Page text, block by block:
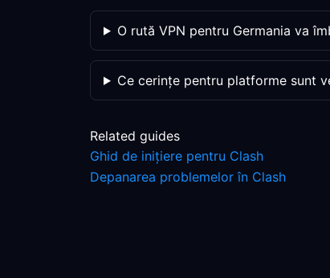
O rută VPN pentru Germania va
Ce cerințe pentru platforme sunt
Related guides
Ghid de inițiere pentru Clash
Depanarea problemelor în Clash